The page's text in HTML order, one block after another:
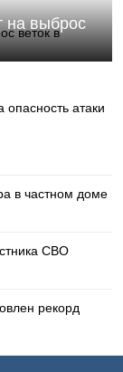
на выброс
атаки
в частном доме
СВО
рекорд